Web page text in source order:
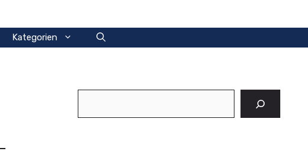
Kategorien